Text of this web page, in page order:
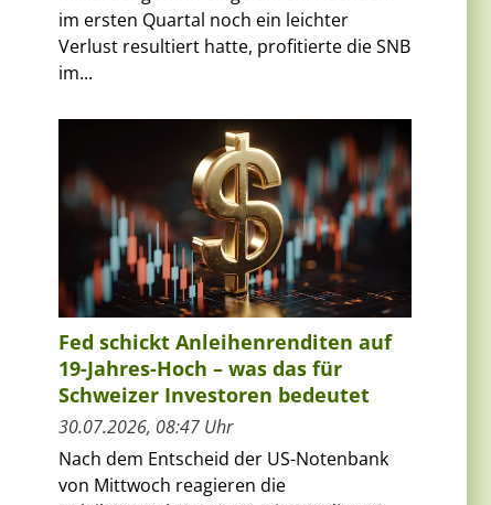
im ersten Quartal noch ein leichter
Verlust resultiert hatte, profitierte die SNB
im...
Fed schickt Anleihenrenditen auf
19-Jahres-Hoch – was das für
Schweizer Investoren bedeutet
30.07.2026, 08:47 Uhr
Nach dem Entscheid der US-Notenbank
von Mittwoch reagieren die